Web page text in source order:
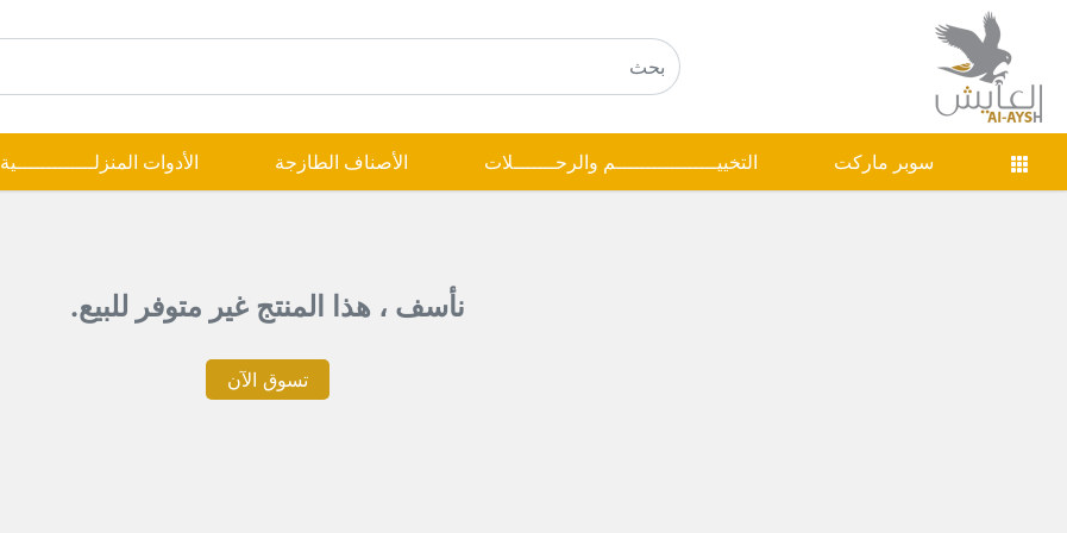
سوبر ماركت التخييـــــــــــــــــم والرحـــــــلات الأصناف الطازجة الأدوات المنزلـــــــــــــية
نأسف ، هذا المنتج غير متوفر للبيع.
تسوق الآن